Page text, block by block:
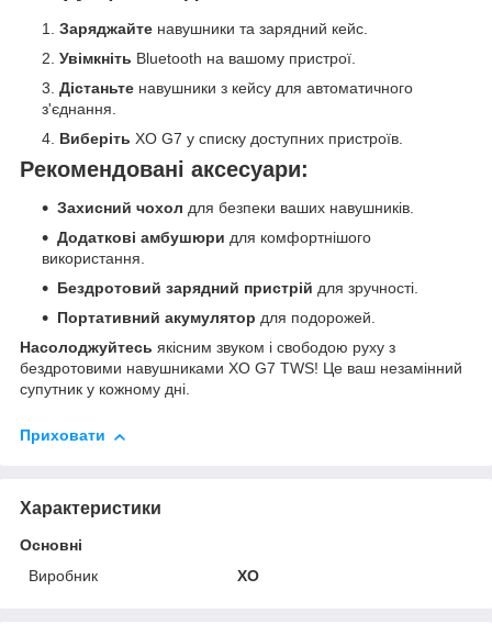
Заряджайте навушники та зарядний кейс.
Увімкніть Bluetooth на вашому пристрої.
Дістаньте навушники з кейсу для автоматичного
з'єднання.
Виберіть XO G7 у списку доступних пристроїв.
Рекомендовані аксесуари:
Захисний чохол для безпеки ваших навушників.
Додаткові амбушюри для комфортнішого
використання.
Бездротовий зарядний пристрій для зручності.
Портативний акумулятор для подорожей.
Насолоджуйтесь якісним звуком і свободою руху з
бездротовими навушниками XO G7 TWS! Це ваш незамінний
супутник у кожному дні.
Приховати
Характеристики
Основні
Виробник
XO